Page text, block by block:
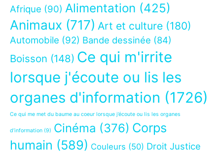
Afrique (90) Alimentation (425)
Animaux (717) Art et culture (180)
Automobile (92) Bande dessinée (84)
Boisson (148) Ce qui m'irrite
lorsque j'écoute ou lis les
organes d'information (1726)
Ce qui me met du baume au coeur lorsque j’écoute ou lis les organes
d’information (9) Cinéma (376) Corps
humain (589) Couleurs (50) Droit Justice